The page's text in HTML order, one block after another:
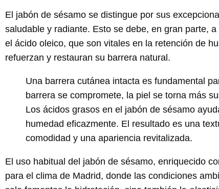
El jabón de sésamo se distingue por sus
saludable y radiante. Esto se debe, en gran parte,
el ácido oleico, que son vitales en la retención de
refuerzan y restauran su barrera natural.
Una barrera cutánea intacta es fundamental
barrera se compromete, la piel se torna más
Los ácidos grasos en el jabón de sésamo
humedad eficazmente. El resultado es una
comodidad y una apariencia revitalizada.
El uso habitual del jabón de sésamo, enriquecido
para el clima de Madrid, donde las condiciones